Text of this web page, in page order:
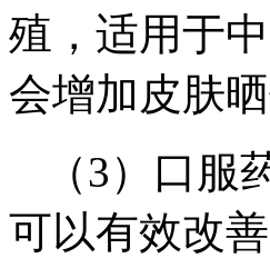
殖，适用于
会增加皮肤
（3）口
可以有效改